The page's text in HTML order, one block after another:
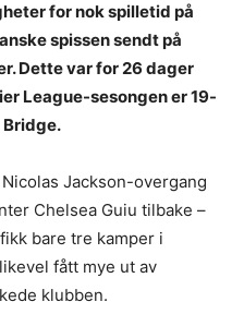
for nok spilletid på
spissen sendt på
Dette var for 26 dager
League-sesongen er 19-
Jackson-overgang
Chelsea Guiu tilbake –
bare tre kamper i
fått mye ut av
klubben.